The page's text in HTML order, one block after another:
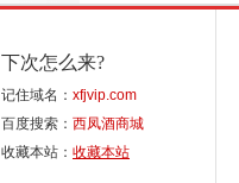
下次怎么来?
记住域名： xfjvip.com
百度搜索： 西凤酒商城
收藏本站： 收藏本站